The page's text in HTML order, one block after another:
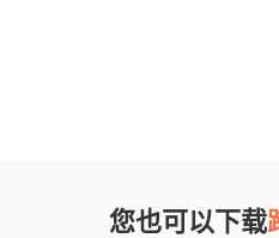
您也可以下载